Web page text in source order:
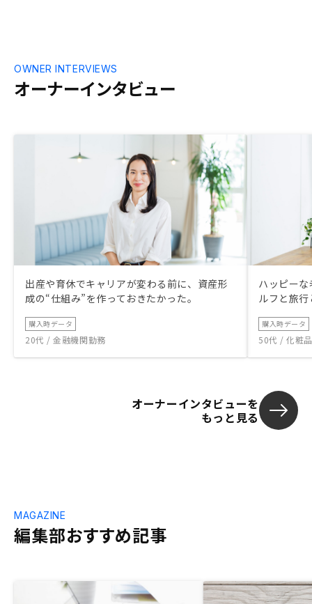
オーナーインタビュー
OWNER INTERVIEWS
出産や育休でキャリアが変わる前に、資産形
成の“仕組み”を作っておきたかった。
購入時データ
20代 / 金融機関勤務
ハッピー
ルフと旅
購入時データ
50代 / 化粧
オーナーインタビューを
もっと見る
編集部おすすめ記事
MAGAZINE